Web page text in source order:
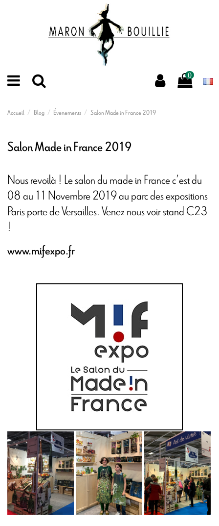
0
Accueil Blog Évenements Salon Made in France 2019
Salon Made in France 2019
Nous revoilà ! Le salon du made in France c’est du
08 au 11 Novembre 2019 au parc des expositions
Paris porte de Versailles. Venez nous voir stand C23
!
www.mifexpo.fr